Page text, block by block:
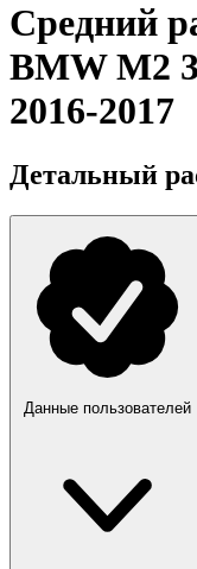
Средний
BMW M2
2016-2017
Детальный
Данные пользователей